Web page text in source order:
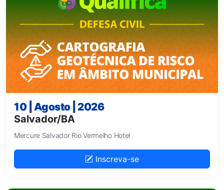
10 | Agosto | 2026
Salvador/BA
Mercure Salvador Rio Vermelho Hotel
Inscreva-se